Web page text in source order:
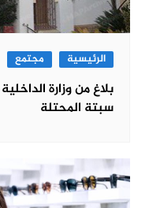
الرئيسية مجتمع
بلاغ من وزارة
سبتة المحتلة